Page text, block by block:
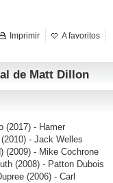
Imprimir
A favoritos
de Matt Dillon
(2017) - Hamer
(2010) - Jack Welles
(2009) - Mike Cochrone
(2008) - Patton Dubois
(2006) - Carl